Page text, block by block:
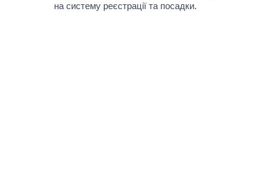
на систему реєстрації та посадки.